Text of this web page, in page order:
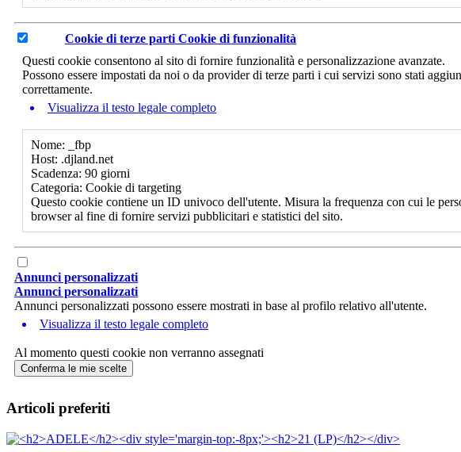
Cookie di terze parti Cookie di funzionalità
Questi cookie consentono al sito di fornire funzionalità e personalizzazione avanzate.
Possono essere impostati da noi o da provider di terze parti i cui servizi sono stati
correttamente.
Visualizza il testo legale completo
Nome: _fbp
Host: .djland.net
Scadenza: 90 giorni
Categoria: Cookie di targeting
Questo cookie contiene un ID univoco dell'utente. Misura la frequenza con cui le
browser al fine di fornire servizi pubblicitari e statistici del sito.
Annunci personalizzati
Annunci personalizzati
Annunci personalizzati possono essere mostrati in base al profilo relativo all'utente.
Visualizza il testo legale completo
Al momento questi cookie non verranno assegnati
Conferma le mie scelte
Articoli preferiti